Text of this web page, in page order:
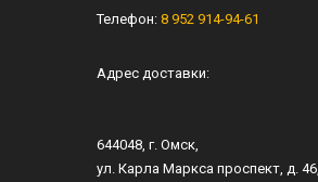
Телефон: 8 952 914-94-61
Адрес доставки:
644048 , г. Омск
ул. Карла Маркса проспект, д. 46